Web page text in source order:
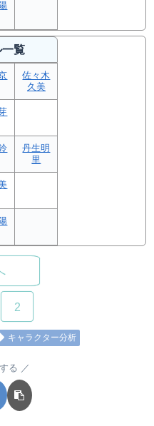
一覧
佐々木
久美
丹生明
里
2
キャラクター分析
る